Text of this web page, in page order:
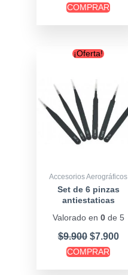
COMPRAR
¡Oferta!
Accesorios Aerográficos
Set de 6 pinzas
antiestaticas
Valorado en 0de 5
$9.900
Original
$9.900.
$7.900
COMPRAR